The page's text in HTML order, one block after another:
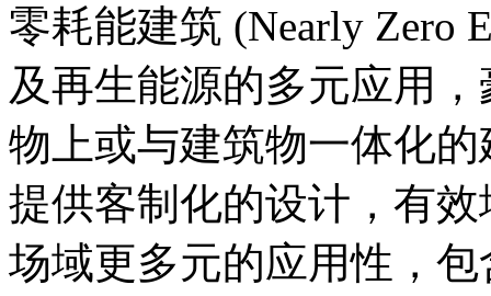
零耗能建筑 (Nearly Zero
及再生能源的多元应用
物上或与建筑物一体化
提供客制化的设计，有
场域更多元的应用性，